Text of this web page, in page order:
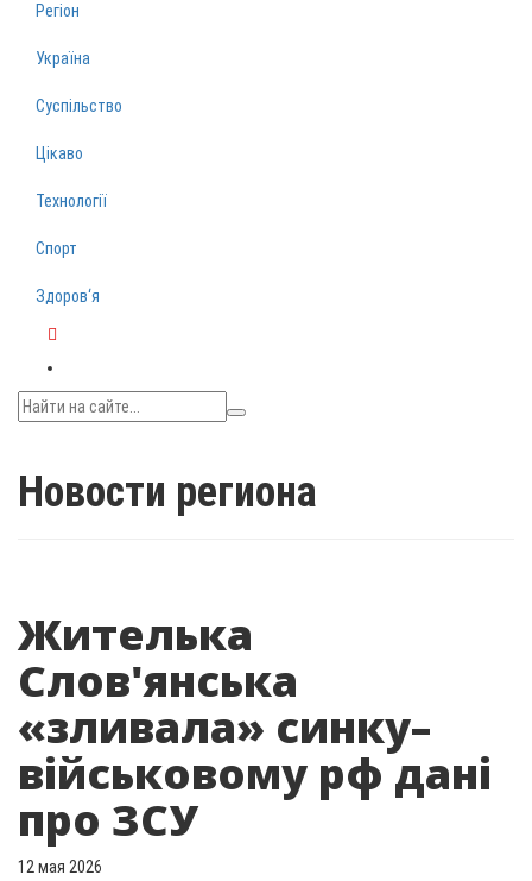
Регіон
Україна
Суспільство
Цікаво
Технології
Спорт
Здоров‘я
Новости региона
Жителька
Слов'янська
«зливала» синку–
військовому рф дані
про ЗСУ
12 мая 2026